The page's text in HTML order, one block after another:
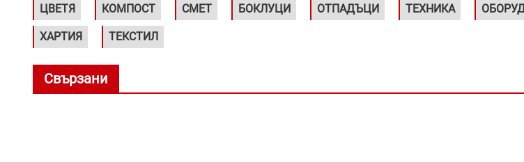
ЦВЕТЯ КОМПОСТ СМЕТ БОКЛУЦИ ОТПАДЪЦИ ТЕХНИКА
ХАРТИЯ ТЕКСТИЛ
Свързани